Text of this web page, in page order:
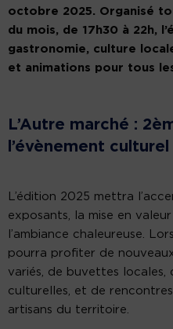
octobre 2025. Organisé
du mois, de 17h30 à 22h,
gastronomie, culture
et animations pour tous
L’Autre marché :
l’évènement culturel
L’édition 2025 mettra
exposants, la mise en
l’ambiance chaleureuse.
pourra profiter de
variés, de buvettes locales,
culturelles, et de
artisans du territoire.